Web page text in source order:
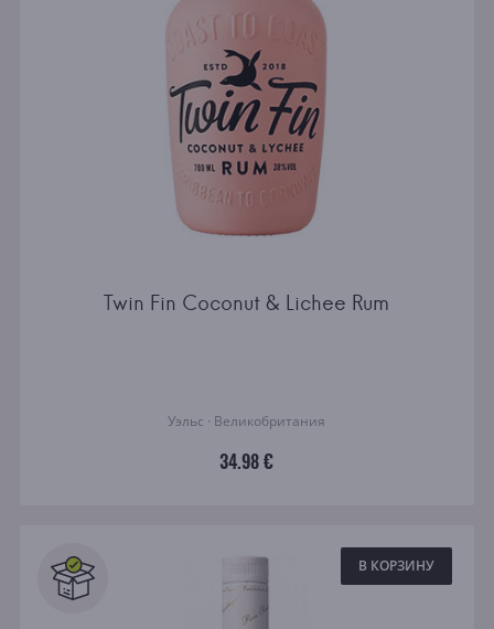
Twin Fin Coconut & Lichee Rum
Уэльс · Великобритания
34.98 €
В КОРЗИНУ